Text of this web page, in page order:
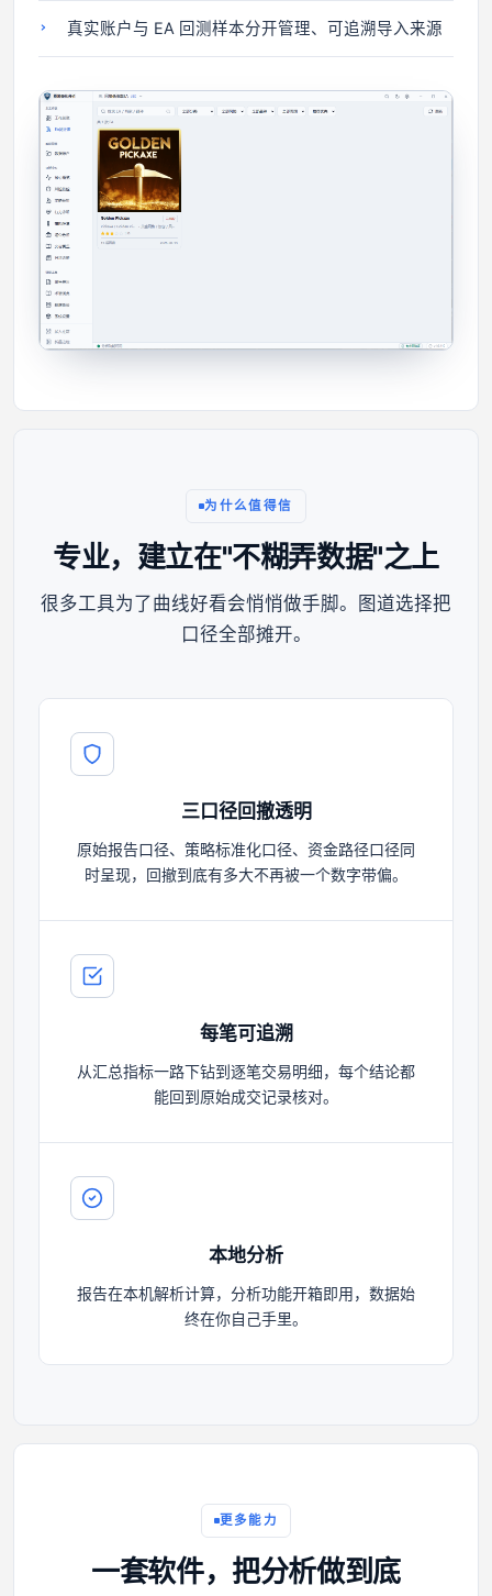
真实账户与 EA 回测样本分开管理、可追溯导入来源
为什么值得信
专业，建立在"不糊弄数据"之上
很多工具为了曲线好看会悄悄做手脚。图道选择把
口径全部摊开。
三口径回撤透明
原始报告口径、策略标准化口径、资金路径口径同
时呈现，回撤到底有多大不再被一个数字带偏。
每笔可追溯
从汇总指标一路下钻到逐笔交易明细，每个结论都
能回到原始成交记录核对。
本地分析
报告在本机解析计算，分析功能开箱即用，数据始
终在你自己手里。
更多能力
一套软件，把分析做到底